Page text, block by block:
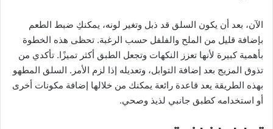
الآن، بعد أن يكون السلق قد ذبل وتغير لونه، يمكنكِ ضبط الطعم
بإضافة قليل من الملح والفلفل حسب الرغبة. تحظى هذه الخطوة
بأهمية كبيرة لأنها تعزز النكهات وتجعل الطبق أكثر تميزًا. تأكدي من
تذوق المزيج بعد إضافة التوابل، وتعديله إذا لزم الأمر. السلق المطهو
بهذه الطريقة يعد قاعدة رائعة يمكنك من خلالها إضافة مكونات أخرى
أو استخدامه كطبق جانبي لذيذ وصحي.